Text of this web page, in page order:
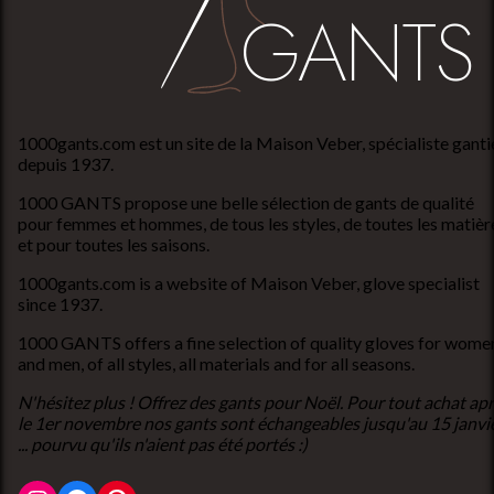
1000gants.com est un site de la Maison Veber, spécialiste
depuis 1937.
1000 GANTS propose une belle sélection de gants de qualité
pour femmes et hommes, de tous les styles, de toutes les
et pour toutes les saisons.
1000gants.com is a website of Maison Veber, glove specialist
since 1937.
1000 GANTS offers a fine selection of quality gloves for
and men, of all styles, all materials and for all seasons.
N'hésitez plus ! Offrez des gants pour Noël. Pour tout achat
le 1er novembre nos gants sont échangeables jusqu'au 15
... pourvu qu'ils n'aient pas été portés :)